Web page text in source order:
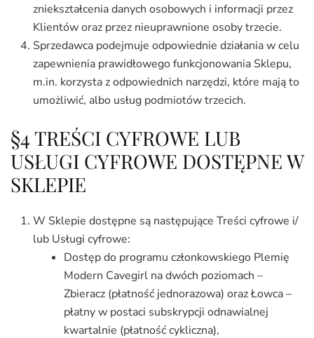
zniekształcenia danych osobowych i informacji przez
Klientów oraz przez nieuprawnione osoby trzecie.
Sprzedawca podejmuje odpowiednie działania w celu
zapewnienia prawidłowego funkcjonowania Sklepu,
m.in. korzysta z odpowiednich narzędzi, które mają to
umożliwić, albo usług podmiotów trzecich.
§4 TREŚCI CYFROWE LUB
USŁUGI CYFROWE DOSTĘPNE W
SKLEPIE
W Sklepie dostępne są następujące Treści cyfrowe i/
lub Usługi cyfrowe:
Dostęp do programu członkowskiego Plemię
Modern Cavegirl na dwóch poziomach –
Zbieracz (płatność jednorazowa) oraz Łowca –
płatny w postaci subskrypcji odnawialnej
kwartalnie (płatność cykliczna),